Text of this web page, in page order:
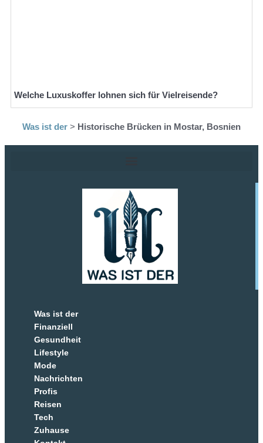
Welche Luxuskoffer lohnen sich für Vielreisende?
Was ist der > Historische Brücken in Mostar, Bosnien
Was ist der
Finanziell
Gesundheit
Lifestyle
Mode
Nachrichten
Profis
Reisen
Tech
Zuhause